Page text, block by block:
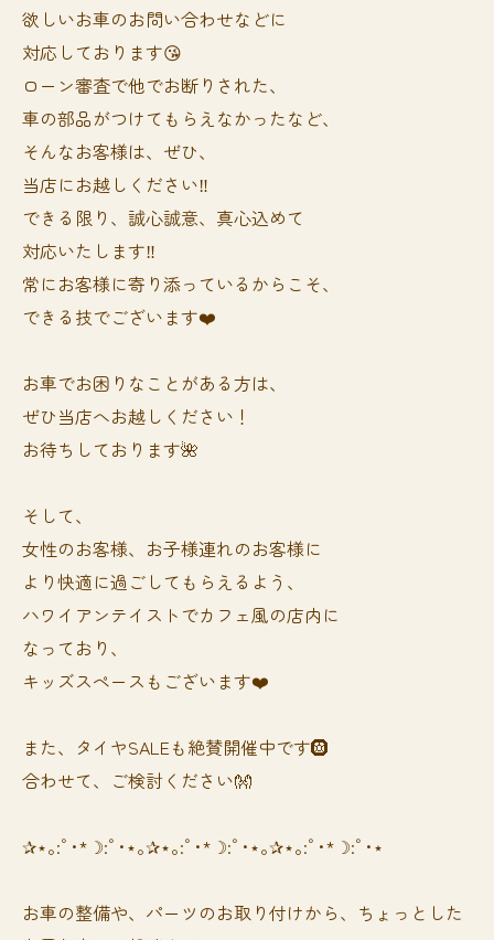
欲しいお車のお問い合わせなどに
対応しております😘
ローン審査で他でお断りされた、
車の部品がつけてもらえなかったなど、
そんなお客様は、ぜひ、
当店にお越しください‼️
できる限り、誠心誠意、真心込めて
対応いたします‼️
常にお客様に寄り添っているからこそ、
できる技でございます❤️
お車でお困りなことがある方は、
ぜひ当店へお越しください！
お待ちしております🌺
そして、
女性のお客様、お子様連れのお客様に
より快適に過ごしてもらえるよう、
ハワイアンテイストでカフェ風の店内に
なっており、
キッズスペースもございます❤️
また、タイヤSALEも絶賛開催中です🛞
合わせて、ご検討ください👐
✰⋆｡:ﾟ･*☽:ﾟ･⋆｡✰⋆｡:ﾟ･*☽:ﾟ･⋆｡✰⋆｡:ﾟ･*☽:ﾟ･⋆
お車の整備や、パーツのお取り付けから、ちょっとした